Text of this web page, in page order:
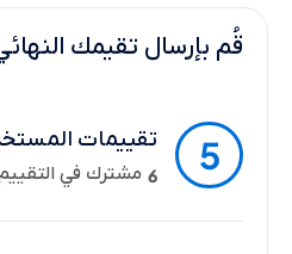
قُم بإرسال تقيمك
5 تقييمات
6 مشترك في